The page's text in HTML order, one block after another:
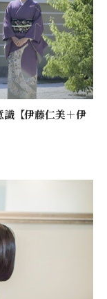
【伊藤仁美＋伊